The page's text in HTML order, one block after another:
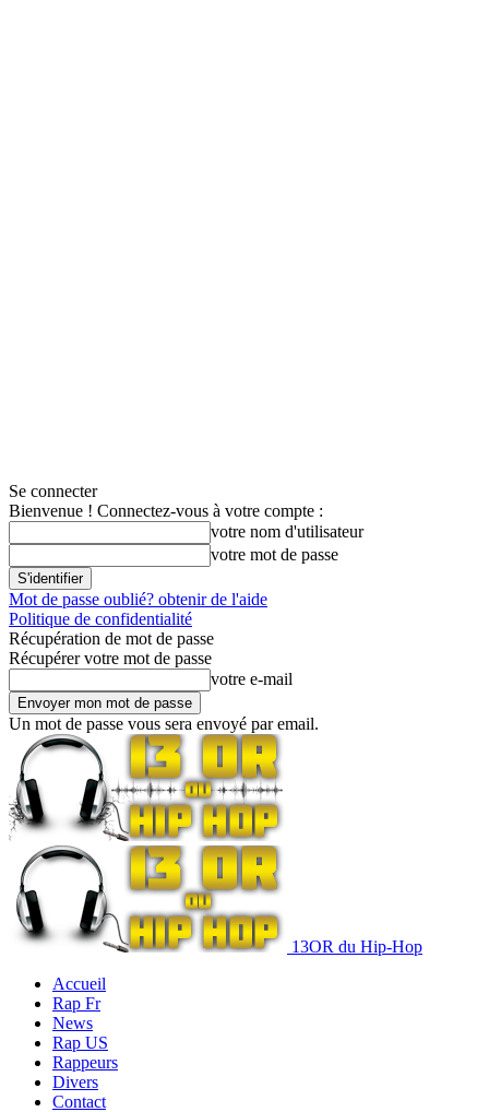
Se connecter
Bienvenue ! Connectez-vous à votre compte :
votre nom d'utilisateur
votre mot de passe
Mot de passe oublié? obtenir de l'aide
Politique de confidentialité
Récupération de mot de passe
Récupérer votre mot de passe
votre e-mail
Un mot de passe vous sera envoyé par email.
13OR du Hip-Hop
Accueil
Rap Fr
News
Rap US
Rappeurs
Divers
Contact